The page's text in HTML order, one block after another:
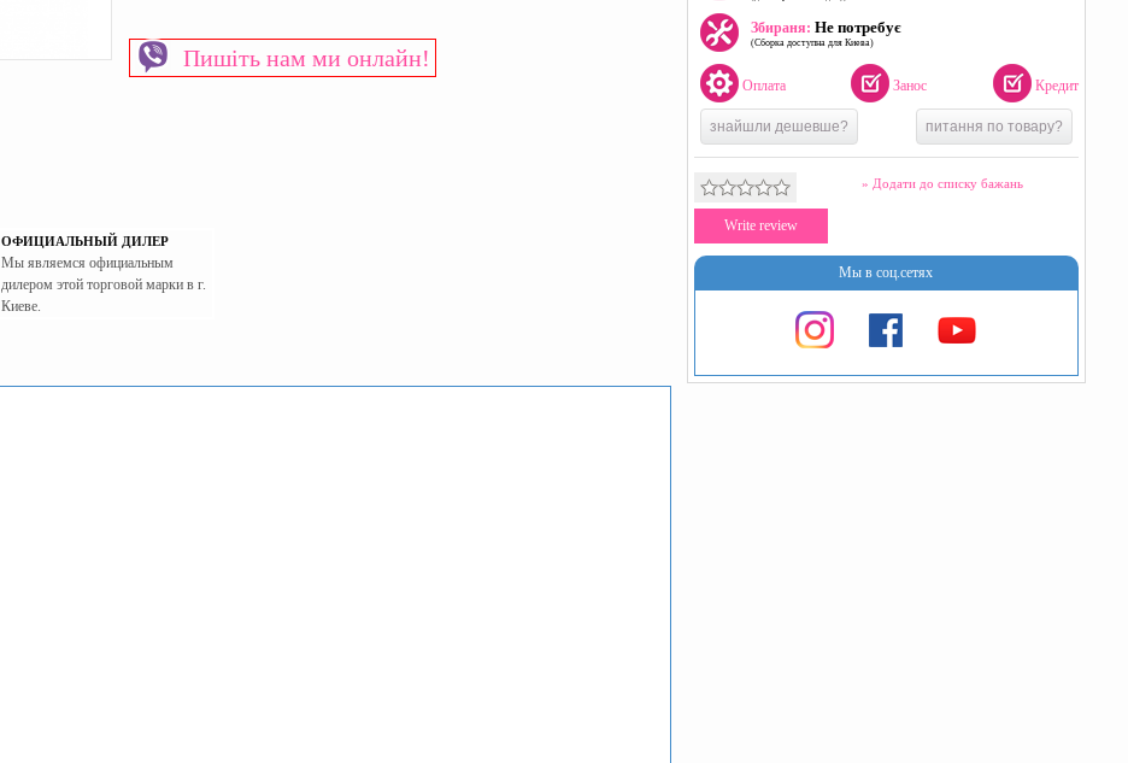
Страна производитель: Китай
Пишіть нам ми онлайн!
ОФИЦИАЛЬНЫЙ ДИЛЕР
Мы являемся официальным
дилером этой торговой марки в г.
Киеве.
Збираня: Не потребує
(Сборка доступна для Киева)
Оплата Занос Кредит
знайшли дешевше? питання по товару?
» Додати до списку бажань
Write review
Мы в соц.сетях